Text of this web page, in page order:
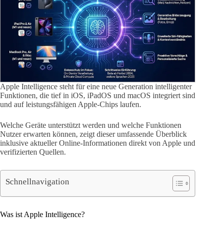
Apple Intelligence steht für eine neue Generation intelligenter
Funktionen, die tief in iOS, iPadOS und macOS integriert sind
und auf leistungsfähigen Apple-Chips laufen.
Welche Geräte unterstützt werden und welche Funktionen
Nutzer erwarten können, zeigt dieser umfassende Überblick
inklusive aktueller Online-Informationen direkt von Apple und
verifizierten Quellen.
Schnellnavigation
Was ist Apple Intelligence?